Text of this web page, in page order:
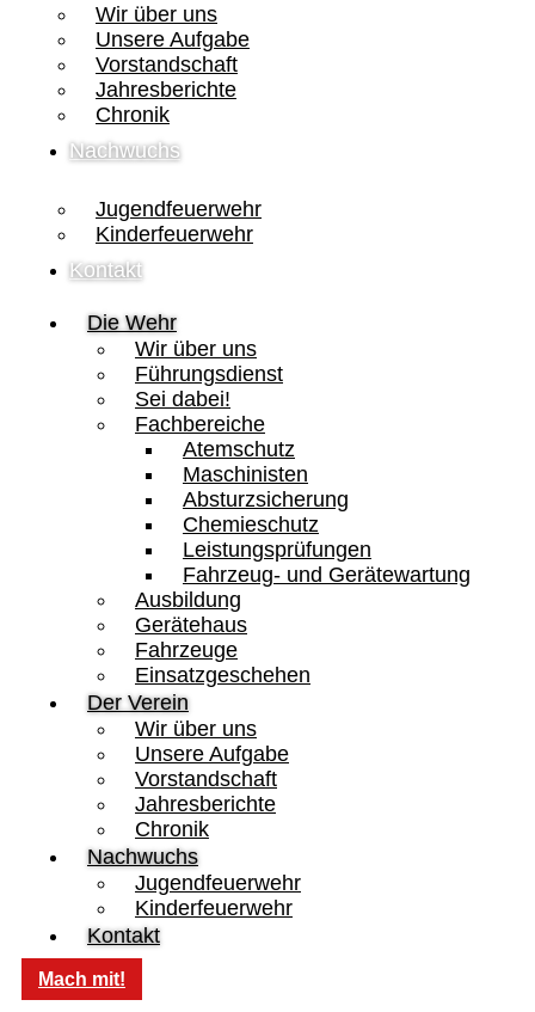
Wir über uns
Unsere Aufgabe
Vorstandschaft
Jahresberichte
Chronik
Nachwuchs
Jugendfeuerwehr
Kinderfeuerwehr
Kontakt
Die Wehr
Wir über uns
Führungsdienst
Sei dabei!
Fachbereiche
Atemschutz
Maschinisten
Absturzsicherung
Chemieschutz
Leistungsprüfungen
Fahrzeug- und Gerätewartung
Ausbildung
Gerätehaus
Fahrzeuge
Einsatzgeschehen
Der Verein
Wir über uns
Unsere Aufgabe
Vorstandschaft
Jahresberichte
Chronik
Nachwuchs
Jugendfeuerwehr
Kinderfeuerwehr
Kontakt
Mach mit!